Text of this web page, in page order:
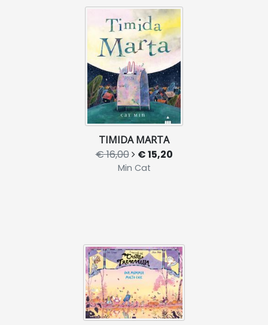
TIMIDA MARTA
€ 16,00 € 15,20
Min Cat